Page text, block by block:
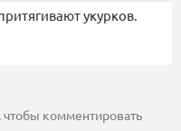
укурков.
чтобы комментировать